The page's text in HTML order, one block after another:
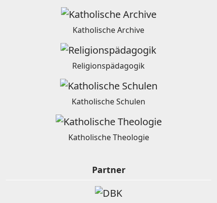
Katholische Archive
Religionspädagogik
Katholische Schulen
Katholische Theologie
Partner